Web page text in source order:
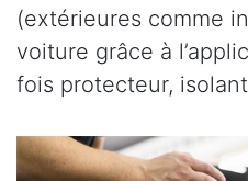
(extérieures comme
voiture grâce à
fois protecteur,